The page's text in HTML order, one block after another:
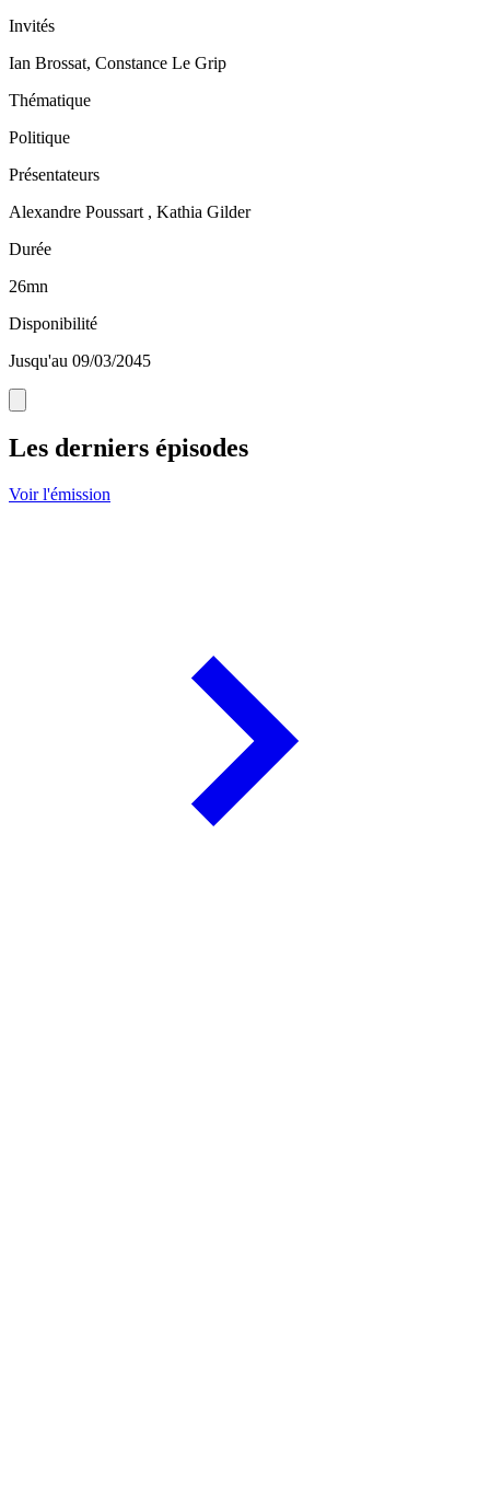
Invités
Ian Brossat, Constance Le Grip
Thématique
Politique
Présentateurs
Alexandre Poussart , Kathia Gilder
Durée
26mn
Disponibilité
Jusqu'au 09/03/2045
Les derniers épisodes
Voir l'émission